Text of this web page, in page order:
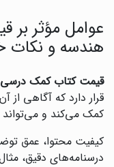
عوامل مؤثر
هندسه و نکات
قیمت کتاب کمک درسی
قرار دارد که آگاهی از
کمک می‌کند و می‌تواند
کیفیت محتوا، عمق
درسنامه‌های دقیق،